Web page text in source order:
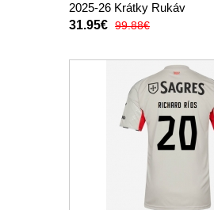
2025-26 Krátky Rukáv
31.95€ 99.88€